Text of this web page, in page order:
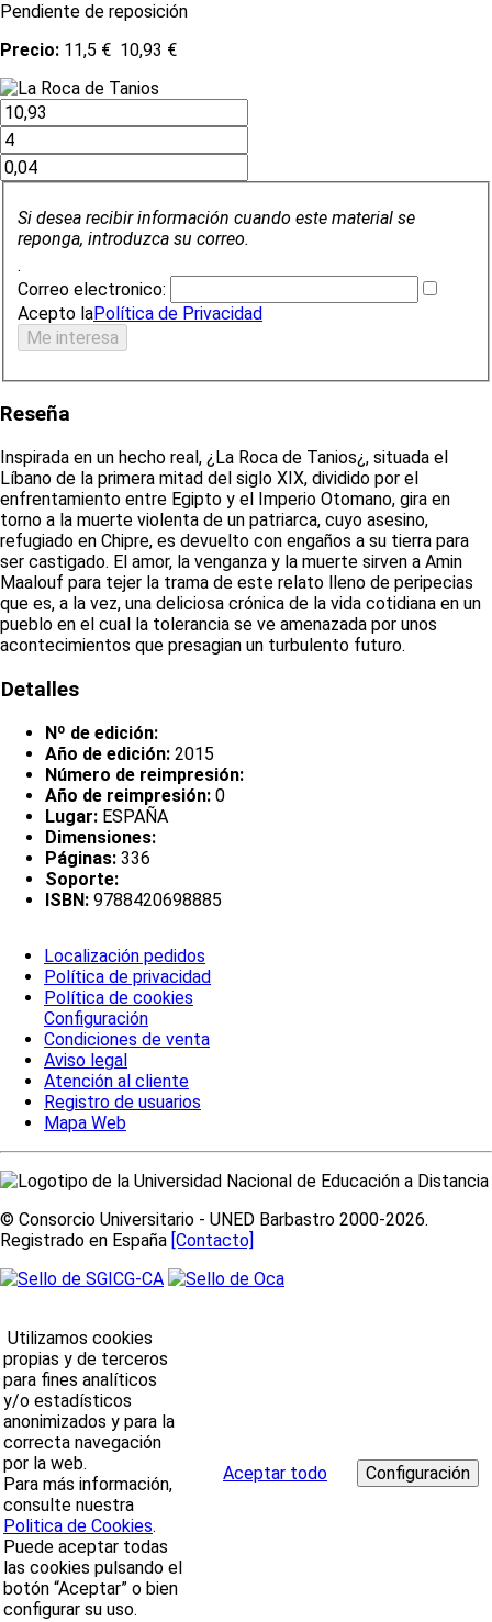
Pendiente de reposición
Precio: 11,5 € 10,93 €
Si desea recibir información cuando este material se
reponga, introduzca su correo.
.
Correo electronico:
Acepto laPolítica de Privacidad
Reseña
Inspirada en un hecho real, ¿La Roca de Tanios¿, situada el
Líbano de la primera mitad del siglo XIX, dividido por el
enfrentamiento entre Egipto y el Imperio Otomano, gira en
torno a la muerte violenta de un patriarca, cuyo asesino,
refugiado en Chipre, es devuelto con engaños a su tierra para
ser castigado. El amor, la venganza y la muerte sirven a Amin
Maalouf para tejer la trama de este relato lleno de peripecias
que es, a la vez, una deliciosa crónica de la vida cotidiana en un
pueblo en el cual la tolerancia se ve amenazada por unos
acontecimientos que presagian un turbulento futuro.
Detalles
Nº de edición:
Año de edición: 2015
Número de reimpresión:
Año de reimpresión: 0
Lugar: ESPAÑA
Dimensiones:
Páginas: 336
Soporte:
ISBN: 9788420698885
Localización pedidos
Política de privacidad
Política de cookies
Configuración
Condiciones de venta
Aviso legal
Atención al cliente
Registro de usuarios
Mapa Web
© Consorcio Universitario - UNED Barbastro 2000-2026.
Registrado en España [Contacto]
Utilizamos cookies
propias y de terceros
para fines analíticos
y/o estadísticos
anonimizados y para la
correcta navegación
por la web.
Para más información,
consulte nuestra
Politica de Cookies.
Puede aceptar todas
las cookies pulsando el
botón “Aceptar” o bien
configurar su uso.
Aceptar todo